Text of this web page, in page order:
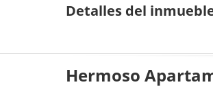
Detalles del
Hermoso